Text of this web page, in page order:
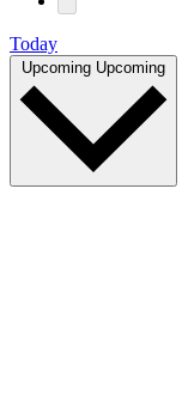
Today
Upcoming Upcoming